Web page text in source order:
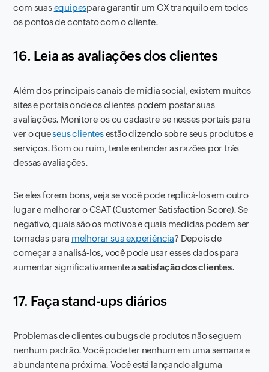
com suasequipespara garantir um CX tranquilo em todos
os pontos de contato com o cliente.
16. Leia as avaliações dos clientes
Além dos principais canais de mídia social, existem muitos
sites e portais onde os clientes podem postar suas
avaliações. Monitore-os ou cadastre-se nesses portais para
ver o queseus clientesestão dizendo sobre seus produtos e
serviços. Bom ou ruim, tente entender as razões por trás
dessas avaliações.
Se eles forem bons, veja se você pode replicá-los em outro
lugar e melhorar o CSAT (Customer Satisfaction Score). Se
negativo, quais são os motivos e quais medidas podem ser
tomadas para melhorar sua experiência? Depois de
começar a analisá-los, você pode usar esses dados para
aumentar significativamente asatisfação dos clientes.
17. Faça stand-ups diários
Problemas de clientes ou bugs de produtos não seguem
nenhum padrão. Você pode ter nenhum em uma semana e
abundante na próxima. Você está lançando alguma